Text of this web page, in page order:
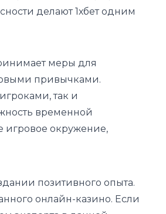
делают 1хбет одним
меры для
привычками.
так и
временной
игровое окружение,
позитивного опыта.
онлайн-казино. Если